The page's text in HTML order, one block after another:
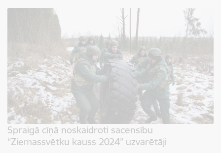
Spraigā cīņā noskaidroti sacensību
“Ziemassvētku kauss 2024” uzvarētāji